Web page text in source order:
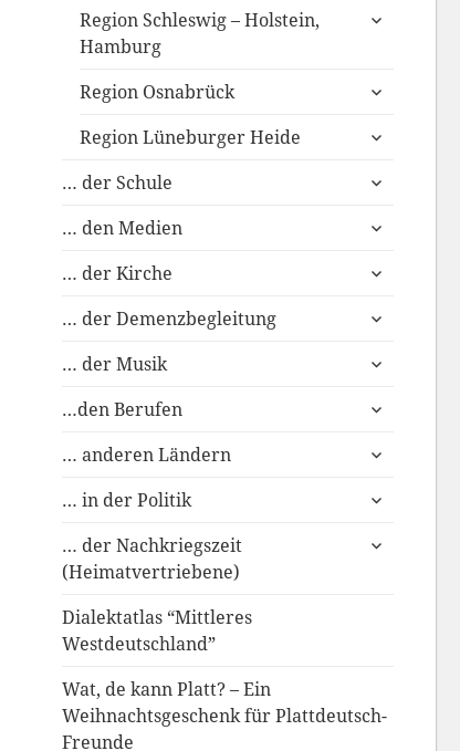
Region Schleswig – Holstein,
Hamburg
untermenü
Region Osnabrück
untermenü
Region Lüneburger Heide
untermenü
… der Schule
untermenü
… den Medien
untermenü
… der Kirche
untermenü
… der Demenzbegleitung
untermenü
… der Musik
untermenü
…den Berufen
untermenü
… anderen Ländern
untermenü
… in der Politik
untermenü
… der Nachkriegszeit
(Heimatvertriebene)
untermenü
Dialektatlas “Mittleres
Westdeutschland”
Wat, de kann Platt? – Ein
Weihnachtsgeschenk für Plattdeutsch-
Freunde